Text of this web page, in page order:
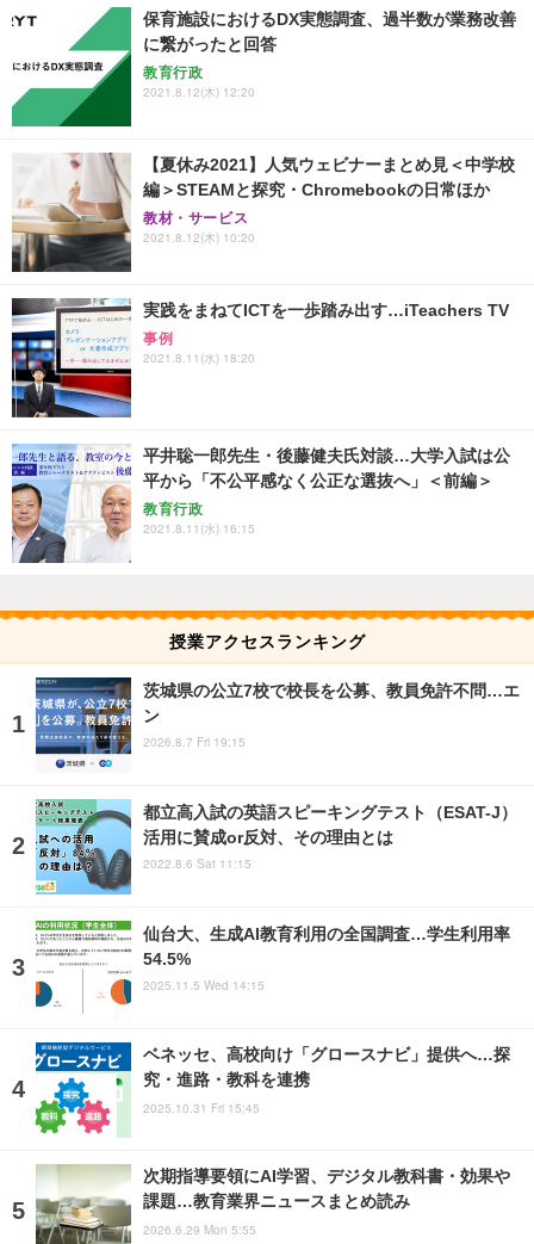
保育施設におけるDX実態調査、過半数が業務改善
に繋がったと回答
教育行政
2021.8.12(木) 12:20
【夏休み2021】人気ウェビナーまとめ見＜中学校
編＞STEAMと探究・Chromebookの日常ほか
教材・サービス
2021.8.12(木) 10:20
実践をまねてICTを一歩踏み出す…iTeachers TV
事例
2021.8.11(水) 18:20
平井聡一郎先生・後藤健夫氏対談…大学入試は公
平から「不公平感なく公正な選抜へ」＜前編＞
教育行政
2021.8.11(水) 16:15
授業アクセスランキング
茨城県の公立7校で校長を公募、教員免許不問…エ
ン
2026.8.7 Fri 19:15
都立高入試の英語スピーキングテスト（ESAT-J）
活用に賛成or反対、その理由とは
2022.8.6 Sat 11:15
仙台大、生成AI教育利用の全国調査…学生利用率
54.5%
2025.11.5 Wed 14:15
ベネッセ、高校向け「グロースナビ」提供へ…探
究・進路・教科を連携
2025.10.31 Fri 15:45
次期指導要領にAI学習、デジタル教科書・効果や
課題…教育業界ニュースまとめ読み
2026.6.29 Mon 5:55